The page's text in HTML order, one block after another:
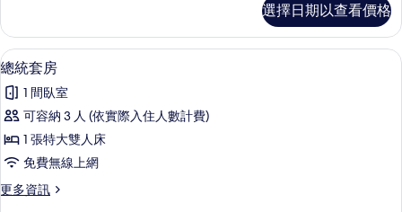
房
的
所
有
相
片
景
觀
客
的
詳
選擇日期以查看價格
顯
示
總
統
套
房
的
42-吋 LCD 液晶電視、衛星頻道、電視
8
總統套房
1 間臥室
可容納 3 人 (依實際入住人數計費)
1 張特大雙人床
免費無線上網
更多資訊
更